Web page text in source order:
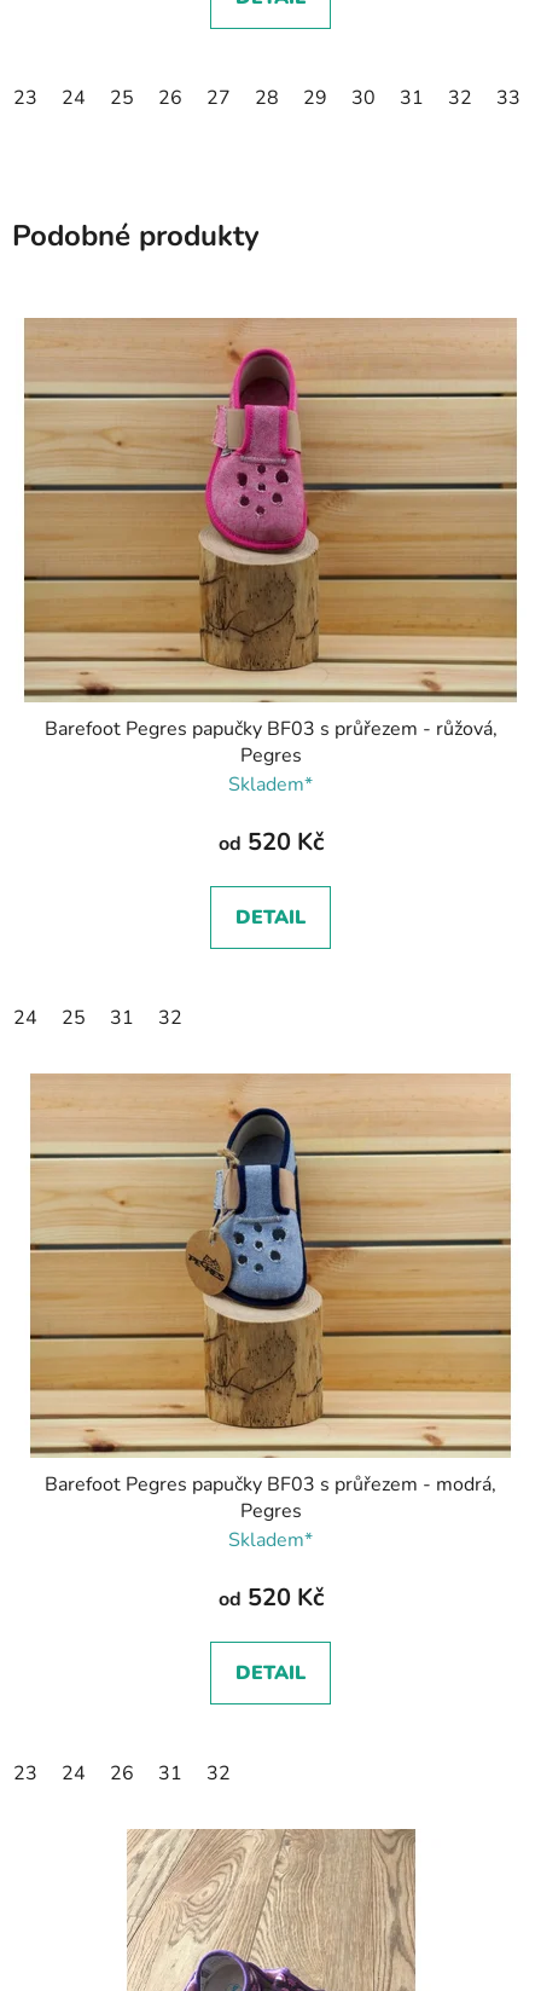
23 24 25 26 27 28 29 30 31 32 33
Podobné produkty
Barefoot Pegres papučky BF03 s průřezem - růžová,
Pegres
Skladem*
od 520 Kč
DETAIL
24 25 31 32
Barefoot Pegres papučky BF03 s průřezem - modrá,
Pegres
Skladem*
od 520 Kč
DETAIL
23 24 26 31 32